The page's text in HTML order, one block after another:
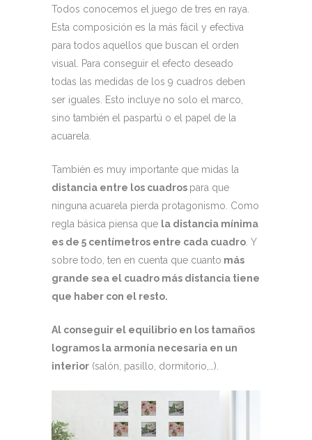
Todos conocemos el juego de tres en raya.
Esta composición es la más fácil y efectiva
para todos aquellos que buscan el orden
visual. Para conseguir el efecto deseado
todas las medidas de los 9 cuadros deben
ser iguales. Esto incluye no solo el marco,
sino también el paspartú o el papel de la
acuarela.
También es muy importante que midas la
distancia entre los cuadros para que
ninguna acuarela pierda protagonismo. Como
regla básica piensa que la distancia mínima
es de 5 centímetros entre cada cuadro . Y
sobre todo, ten en cuenta que cuanto más
grande sea el cuadro más distancia tiene
que haber con el resto.
Al conseguir el equilibrio en los tamaños
logramos la armonía necesaria en un
interior (salón, pasillo, dormitorio,…).